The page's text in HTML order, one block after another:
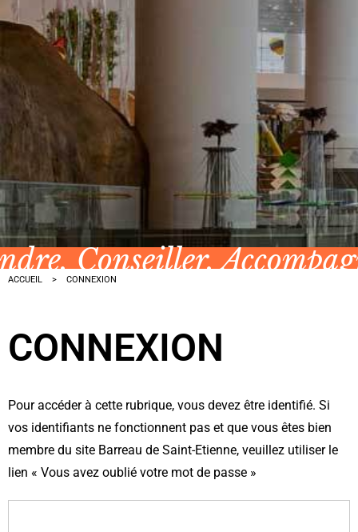
Conseiller,
ACCUEIL CONNEXION
CONNEXION
Pour accéder à cette rubrique, vous devez être identifié. Si
vos identifiants ne fonctionnent pas et que vous êtes bien
membre du site Barreau de Saint-Etienne, veuillez utiliser le
lien « Vous avez oublié votre mot de passe »